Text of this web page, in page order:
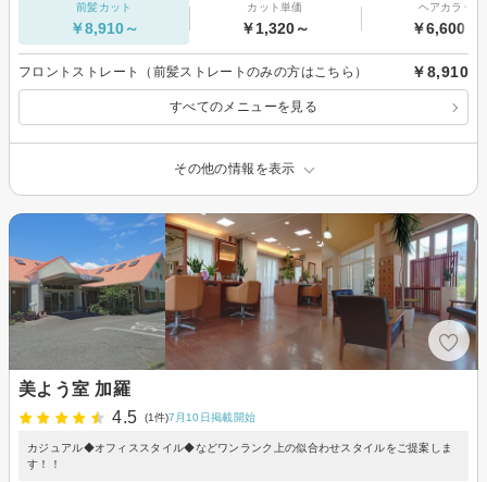
前髪カット
￥8,910～
カット単価
￥1,320～
ヘアカラー
￥6,600～
フロントストレート（前髪ストレートのみの方はこちら） ￥8,910
すべてのメニューを見る
その他の情報を表示
美よう室 加羅
4.5
(1件)7月10日掲載開始
カジュアル◆オフィススタイル◆などワンランク上の似合わせスタイルをご提案しま
す！！